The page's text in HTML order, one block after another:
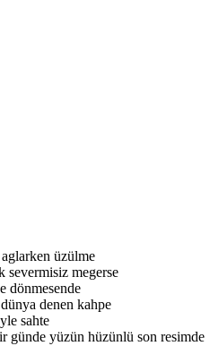
üzülme
severmisiz megerse
dönmesende
denen kahpe
sahte
günde yüzün hüzünlü son resimde